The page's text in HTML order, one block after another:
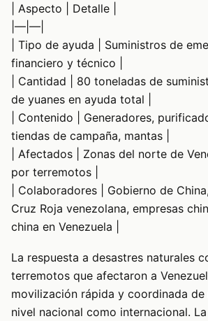
| Aspecto | Detalle |
|—|—|
| Tipo de ayuda | Suministros de
financiero y técnico |
| Cantidad | 80 toneladas de
de yuanes en ayuda total |
| Contenido | Generadores,
tiendas de campaña, mantas |
| Afectados | Zonas del norte de
por terremotos |
| Colaboradores | Gobierno de
Cruz Roja venezolana, empresas
china en Venezuela |
La respuesta a desastres naturales
terremotos que afectaron a
movilización rápida y coordinada de
nivel nacional como internacional.